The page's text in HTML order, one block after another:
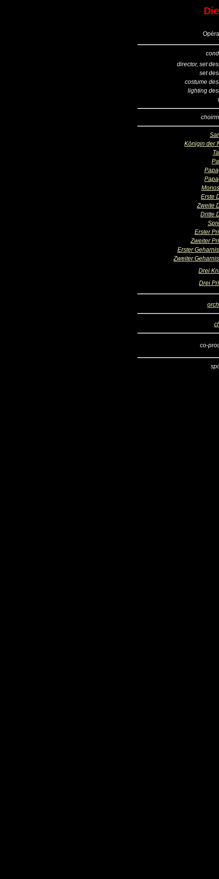
director, set
set
costume
lighting
Königin der
Erste
Zweite
Dritte
Erster
Zweiter
Erster
Zweiter
Drei
Drei
co-